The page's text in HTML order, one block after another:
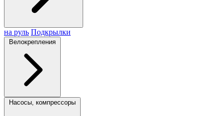
на руль Подкрылки
Велокрепления
Насосы, компрессоры